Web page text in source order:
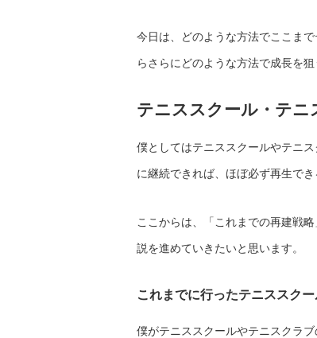
今日は、どのような方法でここま
らさらにどのような方法で成長を
テニススクール・テニ
僕としてはテニススクールやテニ
に継続できれば、ほぼ必ず再生で
ここからは、「これまでの再建戦
説を進めていきたいと思います。
これまでに行ったテニススク
僕がテニススクールやテニスクラ